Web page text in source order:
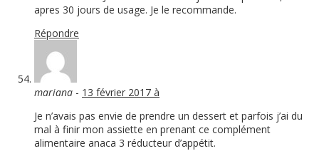
apres 30 jours de usage. Je le recommande.
Répondre
mariana - 13 février 2017 à
Je n’avais pas envie de prendre un dessert et parfois j’ai du
mal à finir mon assiette en prenant ce complément
alimentaire anaca 3 réducteur d’appétit.